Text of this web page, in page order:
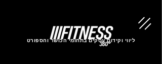
ליווי וקידום עסקים בתחומי הכושר והספורט